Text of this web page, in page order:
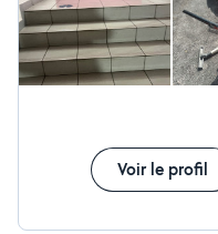
Voir le profil